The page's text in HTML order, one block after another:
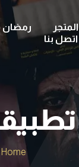
المتجر رمضان 2025
اتصل بنا
Home